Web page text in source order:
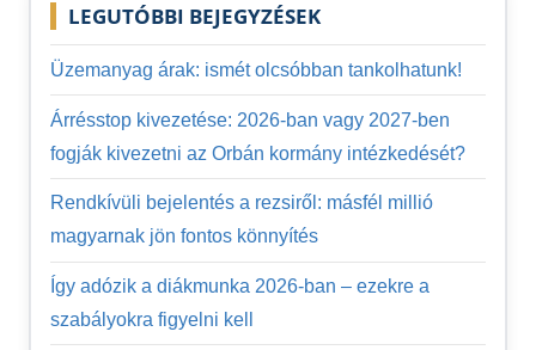
LEGUTÓBBI BEJEGYZÉSEK
Üzemanyag árak: ismét olcsóbban tankolhatunk!
Árrésstop kivezetése: 2026-ban vagy 2027-ben
fogják kivezetni az Orbán kormány intézkedését?
Rendkívüli bejelentés a rezsiről: másfél millió
magyarnak jön fontos könnyítés
Így adózik a diákmunka 2026-ban – ezekre a
szabályokra figyelni kell